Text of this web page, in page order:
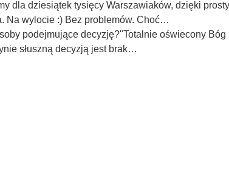
dla dziesiątek tysięcy Warszawiaków, dzięki
Na wylocie :) Bez problemów. Choć…
podejmujące decyzję?"Totalnie oświecony
słuszną decyzją jest brak…